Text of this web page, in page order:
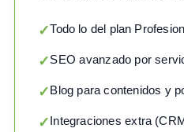
✓Todo lo del plan
✓SEO avanzado por
✓Blog para contenidos y
✓Integraciones extra